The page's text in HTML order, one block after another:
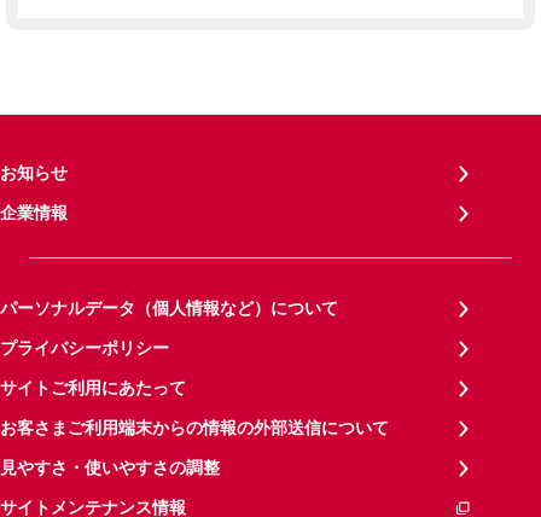
お知らせ
企業情報
パーソナルデータ（個人情報など）について
プライバシーポリシー
サイトご利用にあたって
お客さまご利用端末からの情報の外部送信について
見やすさ・使いやすさの調整
サイトメンテナンス情報